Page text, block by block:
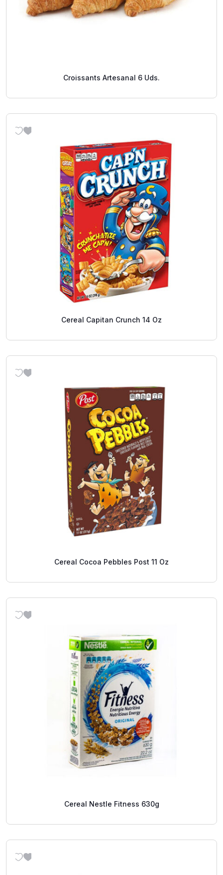
Croissants Artesanal 6 Uds.
Cereal Capitan Crunch 14 Oz
Cereal Cocoa Pebbles Post 11 Oz
Cereal Nestle Fitness 630g